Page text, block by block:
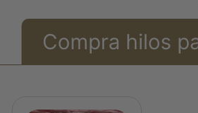
Compra hilos